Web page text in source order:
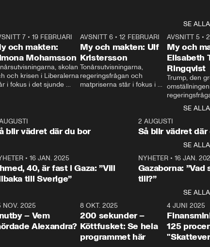
SE ALLA
24:30
7• 19 FEBRUARI
och makten:
Mohamsson
skolan
och krisen i Liberalerna
i fokus i det sjunde
My
ställer
och
till svars.
27:30
AVSNITT 6 •12 FEBRUARI
My och makten: Ulf
Kristersson
Tonårsutvisningarna,
regeringsfrågan och
matpriserna står i fokus i
Rohwedder ställer
statsminister Ulf Kristersson
AVSNITT 5 •
My och
Elisabeth
Ringqvist
Trump, den
centrum i
avsnittet av
Makten”. Se
Aftonbladets
Rohwedder
Thand Ring
SE ALLA
blir vädret där du bor
2 AUGUSTI
Så blir vädret där
SE ALLA
• 16 JAN. 2025
40, är fast i Gaza: ”Vill
till Sverige”
NYHETER• 16 JAN.
Gazaborna:
till?”
SE ALLA
31:05
NOV. 2025
– Vem
Alexandra?
4:29
8 OKT. 2025
200 sekunder –
Köttfusket: Se hela
programmet här
4 JUNI 2025
125